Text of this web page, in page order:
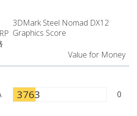
3DMark Steel Nomad DX12
Graphics Score
Value for Money
3763 0